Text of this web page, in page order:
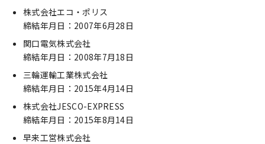
株式会社エコ・ポリス
締結年月日：2007年6月28日
関口電気株式会社
締結年月日：2008年7月18日
三輪運輸工業株式会社
締結年月日：2015年4月14日
株式会社JESCO-EXPRESS
締結年月日：2015年8月14日
早来工営株式会社